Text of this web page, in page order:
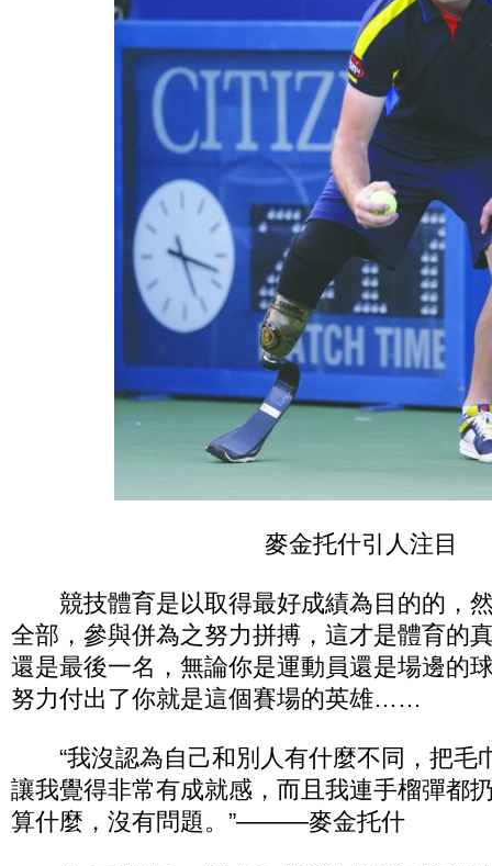
麥金托什引人注目
競技體育是以取得最好成績為目的的，
全部，參與併為之努力拼搏，這才是體育的
還是最後一名，無論你是運動員還是場邊的
努力付出了你就是這個賽場的英雄……
“我沒認為自己和別人有什麼不同，把毛
讓我覺得非常有成就感，而且我連手榴彈都
算什麼，沒有問題。”———麥金托什